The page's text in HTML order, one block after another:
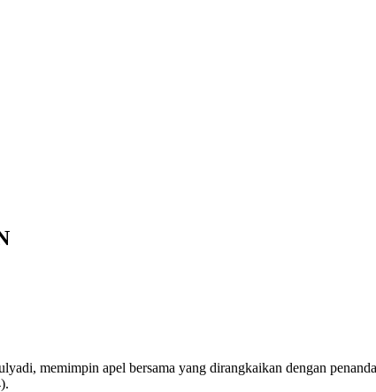
memimpin apel bersama yang dirangkaikan dengan